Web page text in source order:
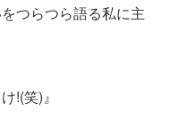
つらつら語る私に主
!(笑)』